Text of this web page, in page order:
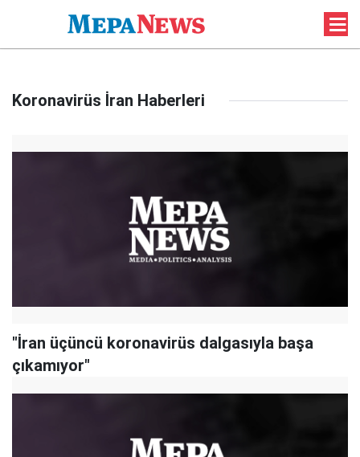
Koronavirüs İran Haberleri
"İran üçüncü koronavirüs dalgasıyla başa
çıkamıyor"